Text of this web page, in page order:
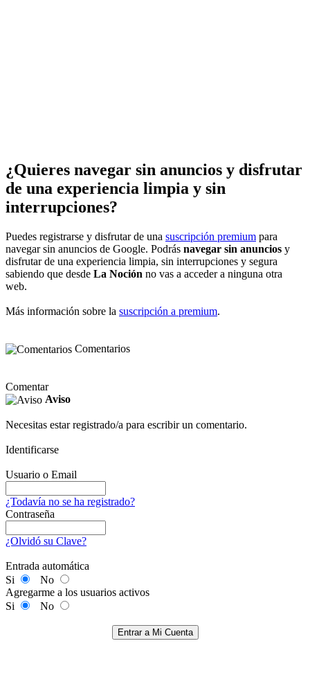
¿Quieres navegar sin anuncios y disfrutar
de una experiencia limpia y sin
interrupciones?
Puedes registrarse y disfrutar de una suscripción premium para
navegar sin anuncios de Google. Podrás navegar sin anuncios y
disfrutar de una experiencia limpia, sin interrupciones y segura
sabiendo que desde La Noción no vas a acceder a ninguna otra
web.
Más información sobre la suscripción a premium.
Comentarios
Comentar
Aviso
Necesitas estar registrado/a para escribir un comentario.
Identificarse
Usuario o Email
¿Todavía no se ha registrado?
Contraseña
¿Olvidó su Clave?
Entrada automática
Si
No
Agregarme a los usuarios activos
Si
No
Entrar a Mi Cuenta